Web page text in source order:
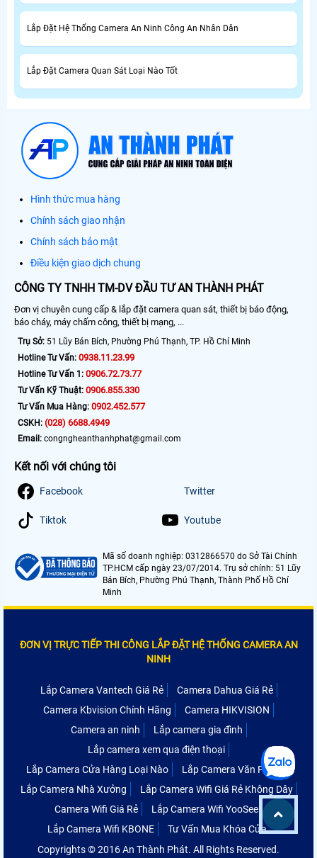
Lắp Đặt Hệ Thống Camera An Ninh Công An Nhân Dân
Lắp Đặt Camera Quan Sát Loại Nào Tốt
Hình thức mua hàng
Chính sách giao nhận
Chính sách bảo mật
Điều kiện giao dịch chung
CÔNG TY TNHH TM-DV ĐẦU TƯ AN THÀNH PHÁT
Đơn vị chuyên cung cấp & lắp đặt camera quan sát, thiết bị báo động,
báo cháy, máy chấm công, thiết bị mạng, ...
Trụ Sở: 51 Lũy Bán Bích, Phường Phú Thạnh, TP. Hồ Chí Minh
Hotline Tư Vấn: 0938.11.23.99
Hotline Tư Vấn 1: 0906.72.73.77
Tư Vấn Kỹ Thuật: 0906.855.330
Tư Vấn Mua Hàng: 0902.452.577
CSKH: (028) 6688.4949
Email: congngheanthanhphat@gmail.com
Kết nối với chúng tôi
Facebook Twitter
Tiktok Youtube
Mã số doanh nghiệp: 0312866570 do Sở Tài Chính
TP.HCM cấp ngày 23/07/2014. Trụ sở chính: 51 Lũy
Bán Bích, Phường Phú Thạnh, Thành Phố Hồ Chí
Minh
ĐƠN VỊ TRỰC TIẾP THI CÔNG LẮP ĐẶT HỆ THỐNG CAMERA AN
NINH
Lắp Camera Vantech Giá Rẻ
Camera Dahua Giá Rẻ
Camera Kbvision Chính Hãng
Camera HIKVISION
Camera an ninh
Lắp camera gia đình
Lắp camera xem qua điện thoại
Lắp Camera Cửa Hàng Loại Nào
Lắp Camera Văn Phòng
Lắp Camera Nhà Xưởng
Lắp Camera Wifi Giá Rẻ Không Dây
Camera Wifi Giá Rẻ
Lắp Camera Wifi YooSee
Lắp Camera Wifi KBONE
Tư Vấn Mua Khóa Cửa
Copyrights © 2016 An Thành Phát. All Rights Reserved.